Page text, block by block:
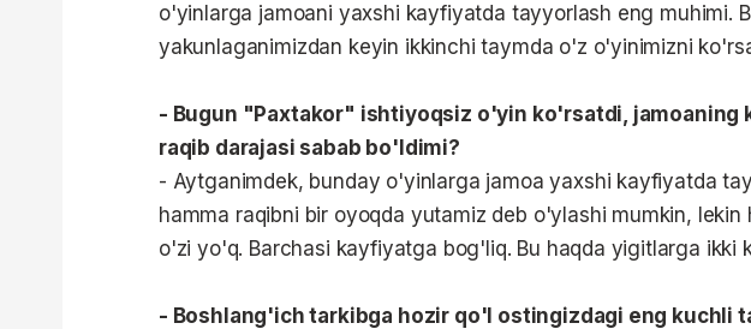
o'yinlarga jamoani yaxshi kayfiyatda tayyorlash eng muhimi.
yakunlaganimizdan keyin ikkinchi taymda o'z o'yinimizni
- Bugun "Paxtakor" ishtiyoqsiz o'yin ko'rsatdi, jamoaning
raqib darajasi sabab bo'ldimi?
- Aytganimdek, bunday o'yinlarga jamoa yaxshi kayfiyatda
hamma raqibni bir oyoqda yutamiz deb o'ylashi mumkin, lekin
o'zi yo'q. Barchasi kayfiyatga bog'liq. Bu haqda yigitlarga ikki
- Boshlang'ich tarkibga hozir qo'l ostingizdagi eng kuchli